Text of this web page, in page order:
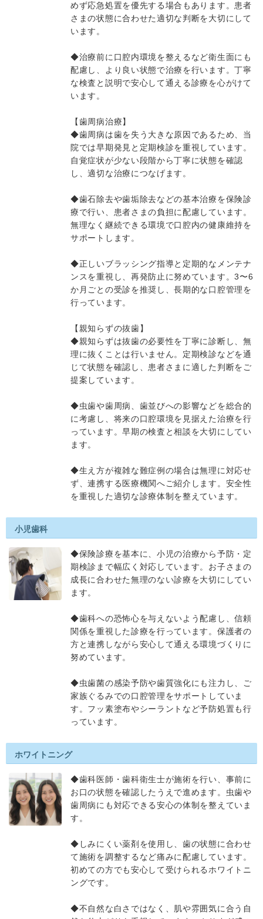
めず応急処置を優先する場合もあります。患者
さまの状態に合わせた適切な判断を大切にして
います。
◆治療前に口腔内環境を整えるなど衛生面にも
配慮し、より良い状態で治療を行います。丁寧
な検査と説明で安心して通える診療を心がけて
います。
【歯周病治療】
◆歯周病は歯を失う大きな原因であるため、当
院では早期発見と定期検診を重視しています。
自覚症状が少ない段階から丁寧に状態を確認
し、適切な治療につなげます。
◆歯石除去や歯垢除去などの基本治療を保険診
療で行い、患者さまの負担に配慮しています。
無理なく継続できる環境で口腔内の健康維持を
サポートします。
◆正しいブラッシング指導と定期的なメンテナ
ンスを重視し、再発防止に努めています。3〜6
か月ごとの受診を推奨し、長期的な口腔管理を
行っています。
【親知らずの抜歯】
◆親知らずは抜歯の必要性を丁寧に診断し、無
理に抜くことは行いません。定期検診などを通
じて状態を確認し、患者さまに適した判断をご
提案しています。
◆虫歯や歯周病、歯並びへの影響などを総合的
に考慮し、将来の口腔環境を見据えた治療を行
っています。早期の検査と相談を大切にしてい
ます。
◆生え方が複雑な難症例の場合は無理に対応せ
ず、連携する医療機関へご紹介します。安全性
を重視した適切な診療体制を整えています。
小児歯科
◆保険診療を基本に、小児の治療から予防・定
期検診まで幅広く対応しています。お子さまの
成長に合わせた無理のない診療を大切にしてい
ます。
◆歯科への恐怖心を与えないよう配慮し、信頼
関係を重視した診療を行っています。保護者の
方と連携しながら安心して通える環境づくりに
努めています。
◆虫歯菌の感染予防や歯質強化にも注力し、ご
家族ぐるみでの口腔管理をサポートしていま
す。フッ素塗布やシーラントなど予防処置も行
っています。
ホワイトニング
◆歯科医師・歯科衛生士が施術を行い、事前に
お口の状態を確認したうえで進めます。虫歯や
歯周病にも対応できる安心の体制を整えていま
す。
◆しみにくい薬剤を使用し、歯の状態に合わせ
て施術を調整するなど痛みに配慮しています。
初めての方でも安心して受けられるホワイトニ
ングです。
◆不自然な白さではなく、肌や雰囲気に合う自